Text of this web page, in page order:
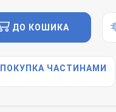
ДО КОШИКА
ПОКУПКА ЧАСТИНАМИ